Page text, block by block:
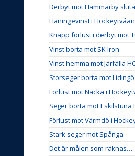
Derbyt mot Hammarby
Haningevinst i Hockeytvåan
Knapp förlust i derbyt mot
Vinst borta mot SK Iron
Vinst hemma mot Järfälla
Storseger borta mot Lidingö
Förlust mot Nacka i
Seger borta mot Eskilstuna
Förlust mot Värmdö i
Stark seger mot Spånga
Det är målen som räknas…